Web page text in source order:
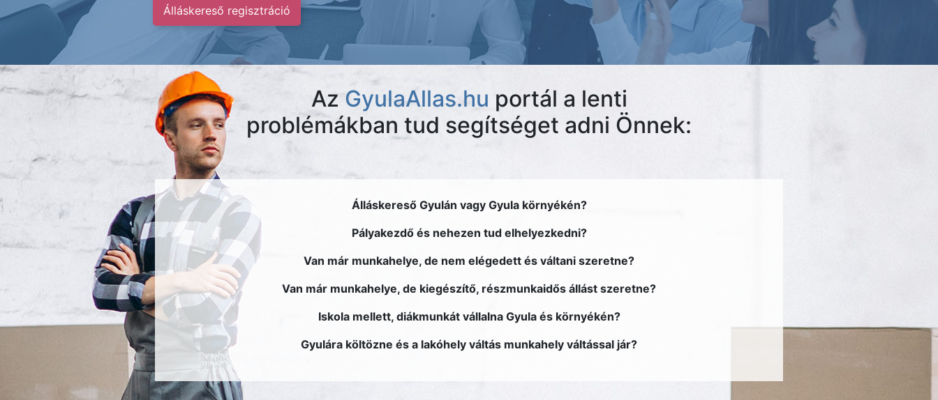
Álláskereső regisztráció
Az GyulaAllas.hu portál a lenti
problémákban tud segítséget adni Önnek:
Álláskereső Gyulán vagy Gyula környékén?
Pályakezdő és nehezen tud elhelyezkedni?
Van már munkahelye, de nem elégedett és váltani szeretne?
Van már munkahelye, de kiegészítő, részmunkaidős állást szeretne?
Iskola mellett, diákmunkát vállalna Gyula és környékén?
Gyulára költözne és a lakóhely váltás munkahely váltással jár?